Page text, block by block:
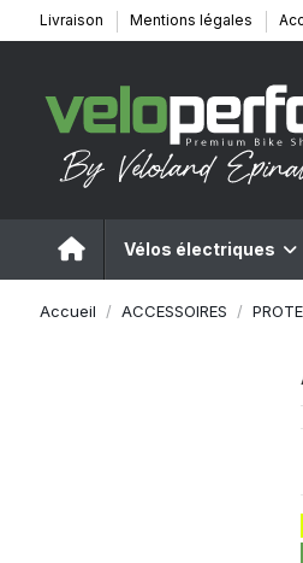
Livraison Mentions légales
Vélos électriques
Accueil ACCESSOIRES